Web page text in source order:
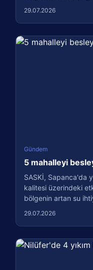
29.07.2026
Gündem
5 mahalleyi
SASKİ, Sapanca'da
kalitesi üzerindeki
bölgenin artan su
29.07.2026